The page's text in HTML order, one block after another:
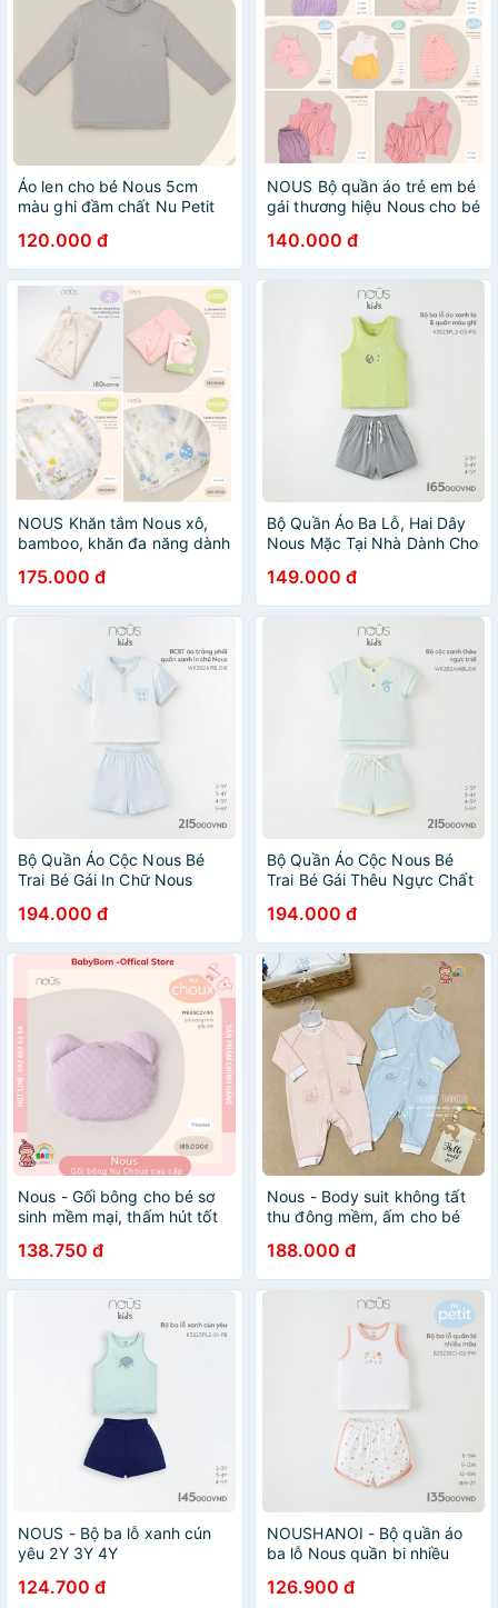
Áo len cho bé Nous 5cm
màu ghi đầm chất Nu Petit
Từ 3-24 Tháng
120.000 đ
NOUS Bộ quần áo trẻ em bé
gái thương hiệu Nous cho bé
140.000 đ
NOUS Khăn tắm Nous xô,
bamboo, khăn đa năng dành
175.000 đ
Bộ Quần Áo Ba Lỗ, Hai Dây
Nous Mặc Tại Nhà Dành Cho
Đến 5 Tuổi - Nous Bình
Dương
149.000 đ
Bộ Quần Áo Cộc Nous Bé
Trai Bé Gái In Chữ Nous
Bé Từ 2 Đến 5 Tuổi - Nous
Bình Dương
194.000 đ
Bộ Quần Áo Cộc Nous Bé
Trai Bé Gái Thêu Ngực Chất
2 Đến 5 Tuổi - Nous Bình
Dương
194.000 đ
Nous - Gối bông cho bé sơ
sinh mềm mại, thấm hút tốt
138.750 đ
Nous - Body suit không tất
thu đông mềm, ấm cho bé
188.000 đ
NOUS - Bộ ba lỗ xanh cún
yêu 2Y 3Y 4Y
124.700 đ
NOUSHANOI - Bộ quần áo
ba lỗ Nous quần bi nhiều
126.900 đ